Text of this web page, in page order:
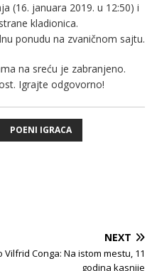
(16. januara 2019. u 12:50) i
kladionica.
ponudu na zvaničnom sajtu.
na sreću je zabranjeno.
Igrajte odgovorno!
POENI IGRACA
NEXT
Conga: Na istom mestu, 11
godina kasnije